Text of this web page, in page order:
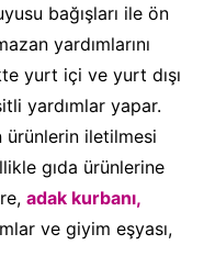
bağışları ile ön
yardımlarını
yurt içi ve yurt dışı
yardımlar yapar.
iletilmesi
gıda ürünlerine
adak kurbanı,
ve giyim eşyası,